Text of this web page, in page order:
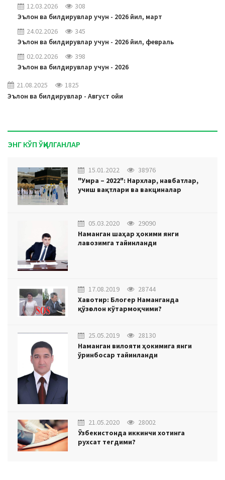
12.03.2026
308
Эълон ва билдирувлар учун - 2026 йил, март
24.02.2026
345
Эълон ва билдирувлар учун - 2026 йил, февраль
02.02.2026
398
Эълон ва билдирувлар учун - 2026
21.08.2025
1825
Эълон ва билдирувлар - Август ойи
ЭНГ КЎП ЎҚИЛГАНЛАР
15.01.2022
38976
"Умра – 2022": Нархлар, навбатлар,
учиш вақтлари ва вакциналар
05.03.2020
29090
Наманган шаҳар ҳокими янги
лавозимга тайинланди
17.08.2019
28744
Хавотир: Блогер Наманганда
қўзғолон кўтармоқчими?
25.05.2019
28130
Наманган вилояти ҳокимига янги
ўринбосар тайинланди
21.05.2020
28002
Ўзбекистонда иккинчи хотинга
рухсат тегдими?